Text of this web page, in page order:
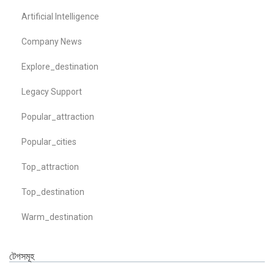
Artificial Intelligence
Company News
Explore_destination
Legacy Support
Popular_attraction
Popular_cities
Top_attraction
Top_destination
Warm_destination
টেগসমূহ